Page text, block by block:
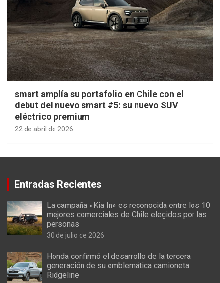
smart amplía su portafolio en Chile con el
debut del nuevo smart #5: su nuevo SUV
eléctrico premium
22 de abril de 2026
Entradas Recientes
La campaña «Kia In» es reconocida entre los 10
mejores comerciales de Chile elegidos por las
personas
30 de julio de 2026
Honda confirmó el desarrollo de la tercera
generación de su emblemática camioneta
Ridgeline